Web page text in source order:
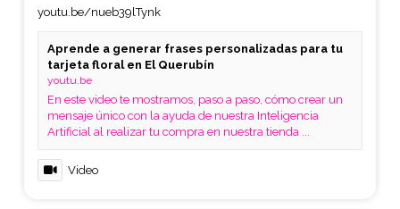
youtu.be/nueb39lTynk
Aprende a generar frases personalizadas para tu
tarjeta floral en El Querubín
youtu.be
En este video te mostramos, paso a paso, cómo crear un
mensaje único con la ayuda de nuestra Inteligencia
Artificial al realizar tu compra en nuestra tienda ...
Video